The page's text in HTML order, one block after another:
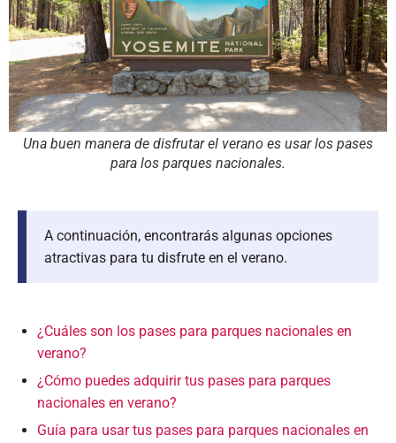
Una buen manera de disfrutar el verano es usar los pases
para los parques nacionales.
A continuación, encontrarás algunas opciones
atractivas para tu disfrute en el verano.
¿Cuáles son los pases para parques nacionales en
verano?
¿Cómo puedes adquirir tus pases para parques
nacionales en verano?
Guía para usar tus pases para parques nacionales en